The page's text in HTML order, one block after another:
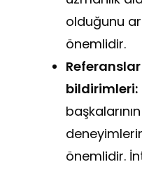
olduğunu
önemlidir.
bildirimleri:
önemlidir.